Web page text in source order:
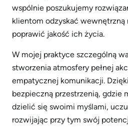
wspólnie poszukujemy
klientom odzyskać wewnętrzną
poprawić jakość ich życia.
W mojej praktyce szczególną
stworzenia atmosfery pełnej
empatycznej komunikacji.
bezpieczną przestrzenią, gdzie
dzielić się swoimi myślami,
rozwijając przy tym swój